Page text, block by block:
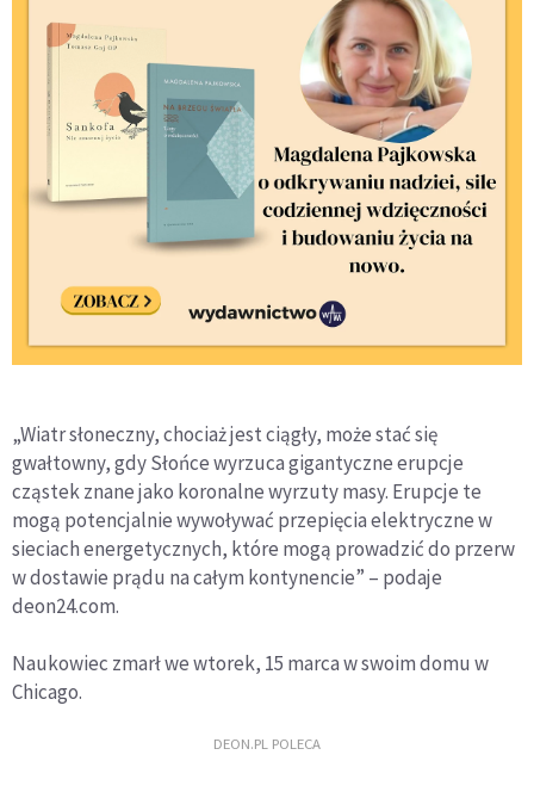
„Wiatr słoneczny, chociaż jest ciągły, może stać się
gwałtowny, gdy Słońce wyrzuca gigantyczne erupcje
cząstek znane jako koronalne wyrzuty masy. Erupcje te
mogą potencjalnie wywoływać przepięcia elektryczne w
sieciach energetycznych, które mogą prowadzić do przerw
w dostawie prądu na całym kontynencie” – podaje
deon24.com.
Naukowiec zmarł we wtorek, 15 marca w swoim domu w
Chicago.
DEON.PL POLECA